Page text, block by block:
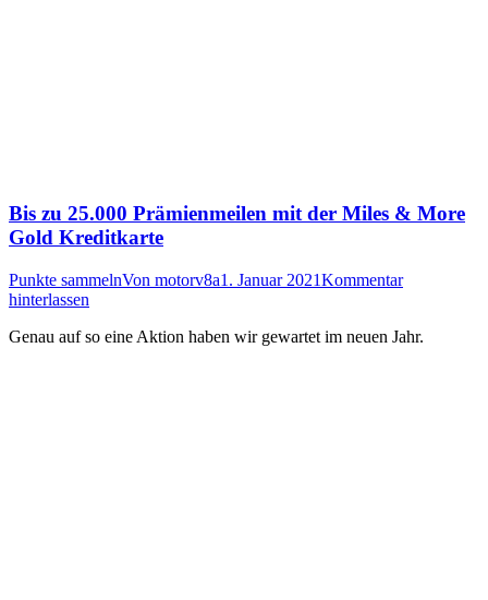
Bis zu 25.000 Prämienmeilen mit der Miles & More
Gold Kreditkarte
Punkte sammelnVon motorv8a1. Januar 2021Kommentar
hinterlassen
Genau auf so eine Aktion haben wir gewartet im neuen Jahr.